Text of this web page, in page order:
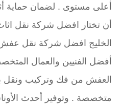
أعلى مستوى . لضمان حماية
أن تختار افضل شركة نقل
الخليج افضل شركة نقل عفش
أفضل الفنيين والعمال
العفش من فك وتركيب ونقل
متخصصة . وتوفير أحدث